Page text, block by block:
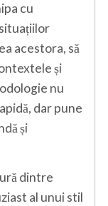
cu
acestora, să
și
nu
dar pune
și
dintre
al unui stil